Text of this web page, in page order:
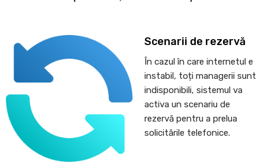
Scenarii de rezervă
În cazul în care internetul e
instabil, toți managerii sunt
indisponibili, sistemul va
activa un scenariu de
rezervă pentru a prelua
solicitările telefonice.